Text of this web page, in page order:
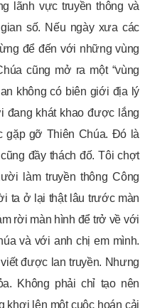
lãnh vực truyền thông và
số. Nếu ngày xưa các
để đến với những vùng
cũng mở ra một “vùng
không có biên giới địa lý
đang khát khao được lắng
gặp gỡ Thiên Chúa. Đó là
đầy thách đố. Tôi chợt
làm truyền thông Công
ta ở lại thật lâu trước màn
rời màn hình để trở về với
và với anh chị em mình.
được lan truyền. Nhưng
Không phải chỉ tạo nên
khơi lên một cuộc hoán cải